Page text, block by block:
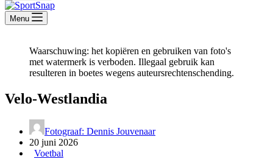
Menu
Waarschuwing: het kopiëren en gebruiken van foto's
met watermerk is verboden. Illegaal gebruik kan
resulteren in boetes wegens auteursrechtenschending.
Velo-Westlandia
Fotograaf: Dennis Jouvenaar
20 juni 2026
Voetbal